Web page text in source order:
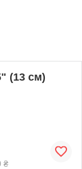
(13 см)
₴